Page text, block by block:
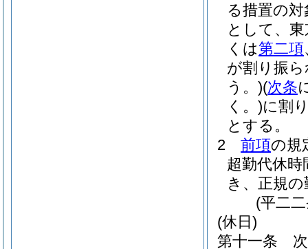
る措置の
として、
くは第二項
が割り振
う。)(次条
く。)に割
とする。
2
前項の規
超勤代休
き、正規
(平二
(休日)
第十一条